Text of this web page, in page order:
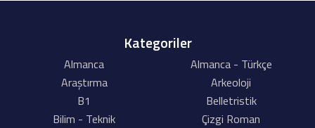
Kategoriler
Almanca
Almanca - Türkçe
Araştırma
Arkeoloji
B1
Belletristik
Bilim - Teknik
Çizgi Roman